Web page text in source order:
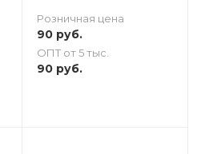
Розничная цена
90руб.
ОПТ от 5 тыс.
90руб.